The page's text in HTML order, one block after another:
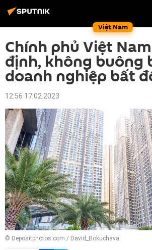
Việt Nam
Chính phủ Việt
định, không buông
doanh nghiệp bất
12:56 17.02.2023
© Depositphotos.com / David_Bokuchava